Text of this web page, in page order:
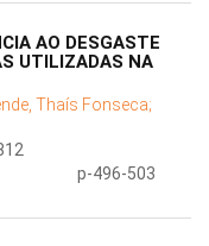
AO DESGASTE
UTILIZADAS NA
Thaís Fonseca;
p-496-503